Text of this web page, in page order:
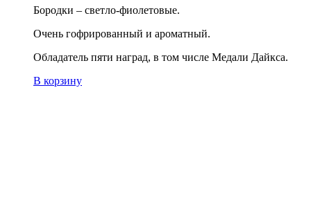
Бородки – светло-фиолетовые.
Очень гофрированный и ароматный.
Обладатель пяти наград, в том числе Медали Дайкса.
В корзину